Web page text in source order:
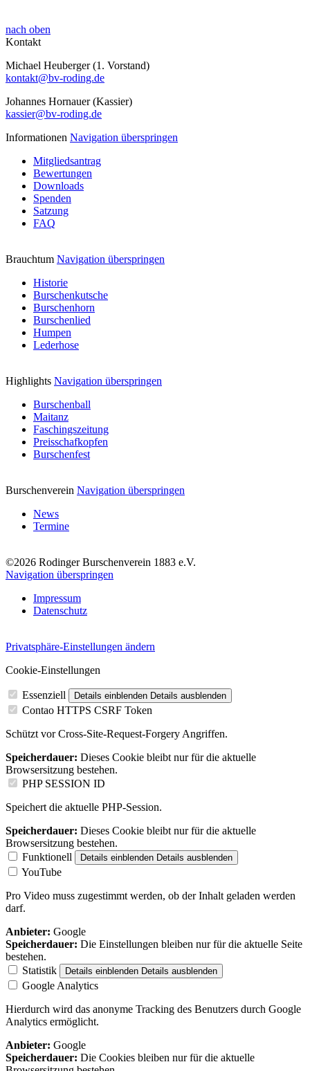
nach oben
Kontakt
Michael Heuberger (1. Vorstand)
kontakt@bv-roding.de
Johannes Hornauer (Kassier)
kassier@bv-roding.de
Informationen Navigation überspringen
Mitgliedsantrag
Bewertungen
Downloads
Spenden
Satzung
FAQ
Brauchtum Navigation überspringen
Historie
Burschenkutsche
Burschenhorn
Burschenlied
Humpen
Lederhose
Highlights Navigation überspringen
Burschenball
Maitanz
Faschingszeitung
Preisschafkopfen
Burschenfest
Burschenverein Navigation überspringen
News
Termine
©2026 Rodinger Burschenverein 1883 e.V.
Navigation überspringen
Impressum
Datenschutz
Privatsphäre-Einstellungen ändern
Cookie-Einstellungen
Essenziell Details einblenden Details ausblenden
Contao HTTPS CSRF Token
Schützt vor Cross-Site-Request-Forgery Angriffen.
Speicherdauer: Dieses Cookie bleibt nur für die aktuelle
Browsersitzung bestehen.
PHP SESSION ID
Speichert die aktuelle PHP-Session.
Speicherdauer: Dieses Cookie bleibt nur für die aktuelle
Browsersitzung bestehen.
Funktionell
Details einblenden Details ausblenden
YouTube
Pro Video muss zugestimmt werden, ob der Inhalt geladen werden
darf.
Anbieter: Google
Speicherdauer: Die Einstellungen bleiben nur für die aktuelle Seite
bestehen.
Statistik
Details einblenden Details ausblenden
Google Analytics
Hierdurch wird das anonyme Tracking des Benutzers durch Google
Analytics ermöglicht.
Anbieter: Google
Speicherdauer: Die Cookies bleiben nur für die aktuelle